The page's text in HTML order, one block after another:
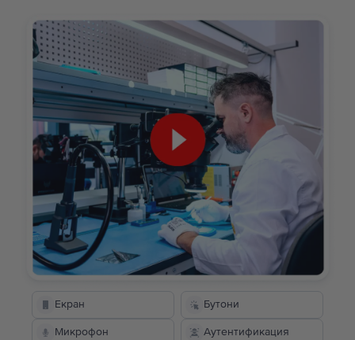
Екран Бутони
Микрофон Аутентификация